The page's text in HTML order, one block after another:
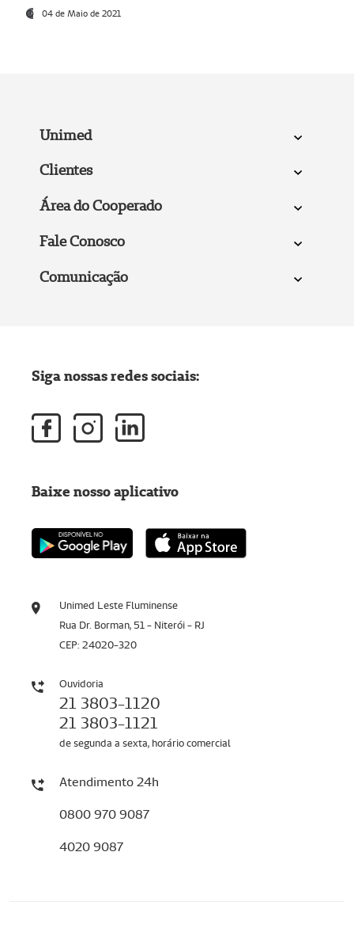
04 de Maio de 2021
Unimed
Clientes
Área do Cooperado
Fale Conosco
Comunicação
Unimed Leste Fluminense
Rua Dr. Borman, 51 - Niterói - RJ
CEP: 24020-320
Ouvidoria
21 3803-1120
21 3803-1121
de segunda a sexta, horário comercial
Atendimento 24h
0800 970 9087
4020 9087
Siga nossas redes sociais:
Baixe nosso aplicativo